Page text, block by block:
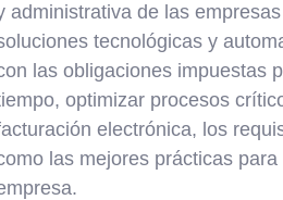
administrativa de las
tecnológicas y
las obligaciones impuestas
optimizar procesos
electrónica, los
las mejores prácticas